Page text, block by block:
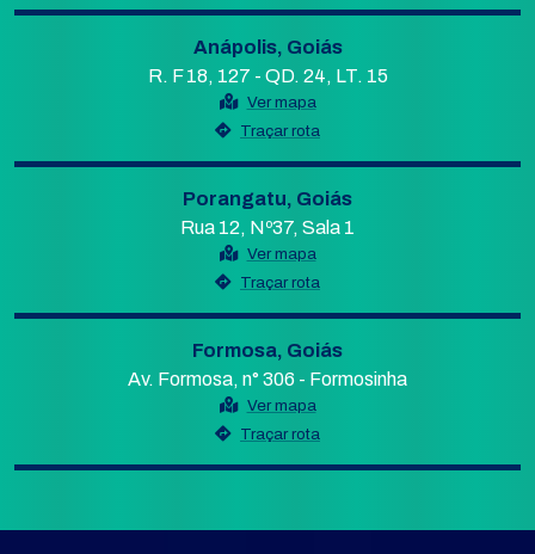
Anápolis, Goiás
R. F 18, 127 - QD. 24, LT. 15
Ver mapa
Traçar rota
Porangatu, Goiás
Rua 12, Nº37, Sala 1
Ver mapa
Traçar rota
Formosa, Goiás
Av. Formosa, n° 306 - Formosinha
Ver mapa
Traçar rota